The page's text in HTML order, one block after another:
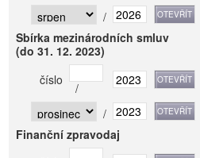
/
Sbírka mezinárodních smluv
(do 31. 12. 2023)
číslo
/
/
Finanční zpravodaj